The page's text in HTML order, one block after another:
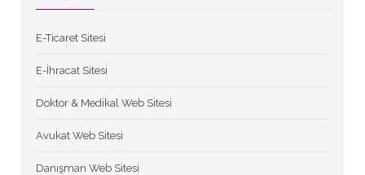
E-Ticaret Sitesi
E-İhracat Sitesi
Doktor & Medikal Web Sitesi
Avukat Web Sitesi
Danışman Web Sitesi